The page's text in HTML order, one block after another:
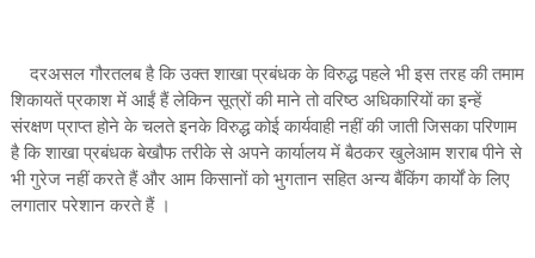
दरअसल गौरतलब है कि उक्त शाखा प्रबंधक के विरुद्ध पहले भी इस तरह की तमाम
शिकायतें प्रकाश में आईं हैं लेकिन सूत्रों की माने तो वरिष्ठ अधिकारियों का इन्हें
संरक्षण प्राप्त होने के चलते इनके विरुद्ध कोई कार्यवाही नहीं की जाती जिसका परिणाम
है कि शाखा प्रबंधक बेखौफ तरीके से अपने कार्यालय में बैठकर खुलेआम शराब पीने से
भी गुरेज नहीं करते हैं और आम किसानों को भुगतान सहित अन्य बैंकिंग कार्यों के लिए
लगातार परेशान करते हैं ।